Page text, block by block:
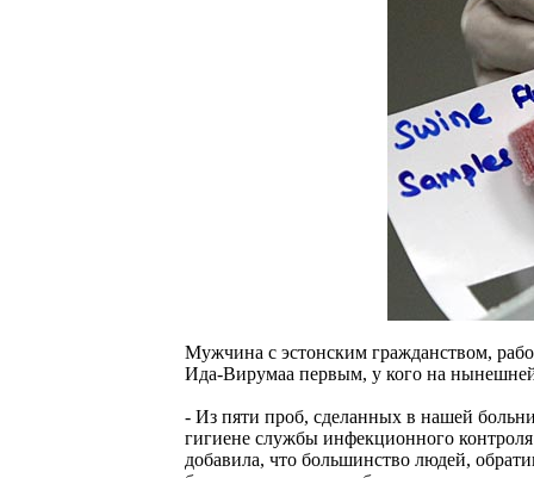
Мужчина с эстонским гражданством,
Ида-Вирумаа первым, у кого на
- Из пяти проб, сделанных в нашей
гигиене службы инфекционного
добавила, что большинство людей,